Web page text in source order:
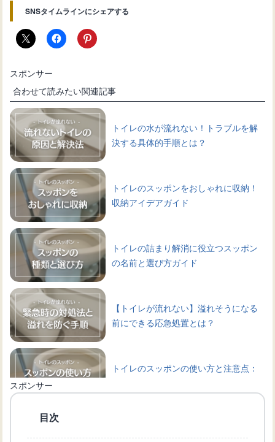
SNSタイムラインにシェアする
スポンサー
合わせて読みたい関連記事
トイレの水が流れない！トラブルを解
決する具体的手順とは？
トイレのスッポンをおしゃれに収納！
収納アイデアガイド
トイレの詰まり解消に役立つスッポン
の名前と選び方ガイド
【トイレが流れない】溢れそうになる
前にできる応急処置とは？
トイレのスッポンの使い方と注意点：
スポンサー
目次